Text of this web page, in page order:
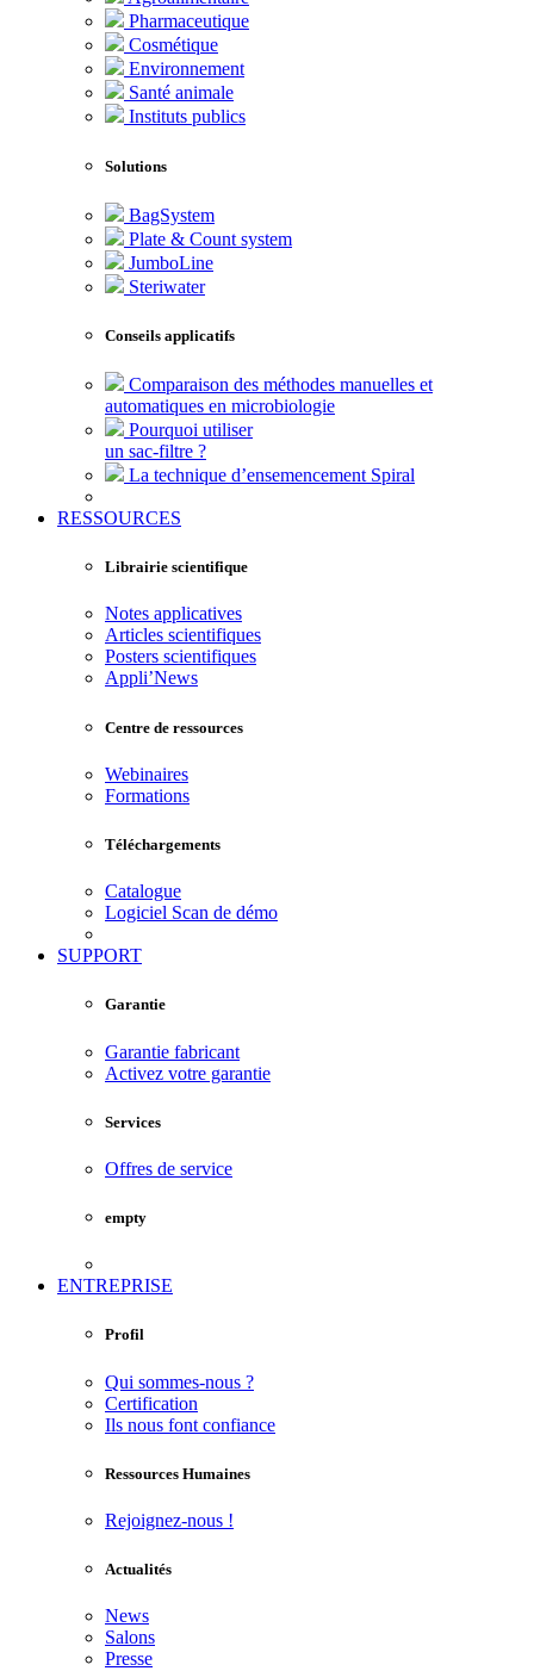
Pharmaceutique
Cosmétique
Environnement
Santé animale
Instituts publics
Solutions
BagSystem
Plate & Count system
JumboLine
Steriwater
Conseils applicatifs
Comparaison des méthodes manuelles et
automatiques en microbiologie
Pourquoi utiliser
un sac-filtre ?
La technique d’ensemencement Spiral
RESSOURCES
Librairie scientifique
Notes applicatives
Articles scientifiques
Posters scientifiques
Appli’News
Centre de ressources
Webinaires
Formations
Téléchargements
Catalogue
Logiciel Scan de démo
SUPPORT
Garantie
Garantie fabricant
Activez votre garantie
Services
Offres de service
empty
ENTREPRISE
Profil
Qui sommes-nous ?
Certification
Ils nous font confiance
Ressources Humaines
Rejoignez-nous !
Actualités
News
Salons
Presse